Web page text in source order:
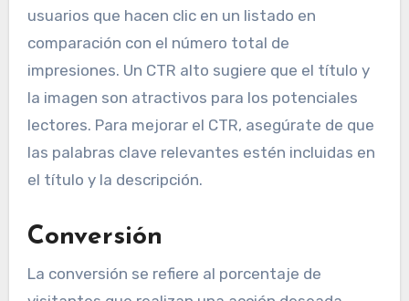
usuarios que hacen clic en un listado en
comparación con el número total de
impresiones. Un CTR alto sugiere que el título y
la imagen son atractivos para los potenciales
lectores. Para mejorar el CTR, asegúrate de que
las palabras clave relevantes estén incluidas en
el título y la descripción.
Conversión
La conversión se refiere al porcentaje de